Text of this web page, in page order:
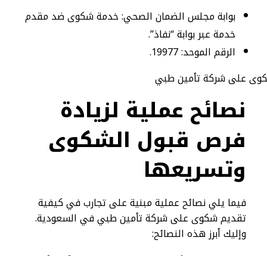
بوابة مجلس الضمان الصحي: خدمة شكوى ضد مقدم
خدمة عبر بوابة “نفاذ”.
الرقم الموحد: 19977.
نصائح عملية لزيادة
فرص قبول الشكوى
وتسريعها
فيما يلي نصائح عملية مبنية على تجارب في كيفية
تقديم شكوى على شركة تأمين طبي في السعودية.
وإليك أبرز هذه النصائح: